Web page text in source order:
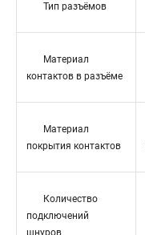
Тип разъёмов
Материал
контактов в разъёме
Материал
покрытия контактов
Количество
подключений
шнуров